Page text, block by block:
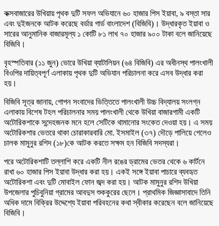
কক্সবাজারের উখিয়ায় পৃথক দুটি সফল অভিযানে ৬০ হাজার পিস ইয়াবা, ৯ বস্তা সার
এবং দুইজনকে আটক করেছে বর্ডার গার্ড বাংলাদেশ (বিজিবি)। উদ্ধারকৃত ইয়াবা ও
সারের আনুমানিক বাজারমূল্য ১ কোটি ৮১ লাখ ৭০ হাজার ৯০০ টাকা বলে জানিয়েছে
বিজিবি।
বৃহস্পতিবার (১১ জুন) ভোরে উখিয়া ব্যাটালিয়ন (৬৪ বিজিবি) এর অধীনস্থ পালংখালী
বিওপির দায়িত্বপূর্ণ এলাকায় পৃথক দুটি অভিযান পরিচালনা করে এসব উদ্ধার করা
হয়।
বিজিবি সূত্র জানায়, গোপন সংবাদের ভিত্তিতে পালংখালী উচ্চ বিদ্যালয় সংলগ্ন
এলাকায় বিশেষ টহল পরিচালনার সময় পালংখালী থেকে উখিয়া বাজারগামী একটি
অটোরিকশাকে সন্দেহজনক মনে হলে সেটিকে থামানোর সংকেত দেওয়া হয়। এ সময়
অটোরিকশার ভেতরে থাকা চোরাকারবারি মো. ইসমাইল (৩৭) দৌড়ে পালিয়ে গেলেও
চালক মামুনুর রশিদ (১৮)কে আটক করতে সক্ষম হন বিজিবি সদস্যরা।
পরে অটোরিকশাটি তল্লাশি করে একটি নীল রঙের ড্রামের ভেতর থেকে ৬ কার্টনে
রাখা ৬০ হাজার পিস ইয়াবা উদ্ধার করা হয়। একই সঙ্গে ইয়াবা পাচারে ব্যবহৃত
অটোরিকশা এবং দুটি মোবাইল ফোন জব্দ করা হয়। আটক মামুনুর রশিদ উখিয়া
উপজেলার পুচিবুনিয়া গ্রামের আবদুস শুককুরের ছেলে। প্রাথমিক জিজ্ঞাসাবাদে তিনি
অধিক দামে বিক্রির উদ্দেশ্যে ইয়াবা পরিবহনের কথা স্বীকার করেছেন বলে জানিয়েছে
বিজিবি।